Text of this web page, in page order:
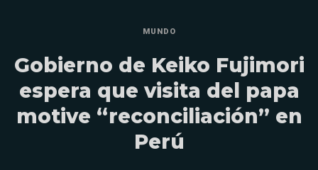
MUNDO
Gobierno de Keiko Fujimori
espera que visita del papa
motive “reconciliación” en
Perú